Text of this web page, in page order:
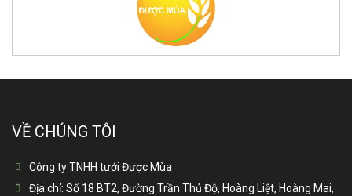
VỀ CHÚNG TÔI
Công ty TNHH tưới Được Mùa
Địa chỉ: Số 18 BT2, Đường Trần Thủ Độ, Hoàng Liệt, Hoàng Mai,